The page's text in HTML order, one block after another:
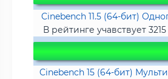
Cinebench 11.5 (64-бит)
В рейтинге учавствует
Cinebench 15 (64-бит)